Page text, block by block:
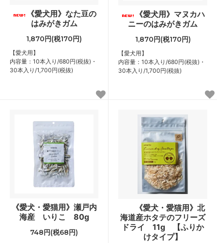
《愛犬用》なた豆の
はみがきガム
1,870円(税170円)
【愛犬用】
内容量：10本入り/680円(税抜)・
30本入り/1,700円(税抜)
《愛犬用》マヌカハ
ニーのはみがきガム
1,870円(税170円)
【愛犬用】
内容量：10本入り/680円(税抜)・
30本入り/1,700円(税抜)
《愛犬・愛猫用》瀬戸内
海産 いりこ 80g
748円(税68円)
《愛犬・愛猫用》北
海道産ホタテのフリーズ
ドライ 11g 【ふりか
けタイプ】